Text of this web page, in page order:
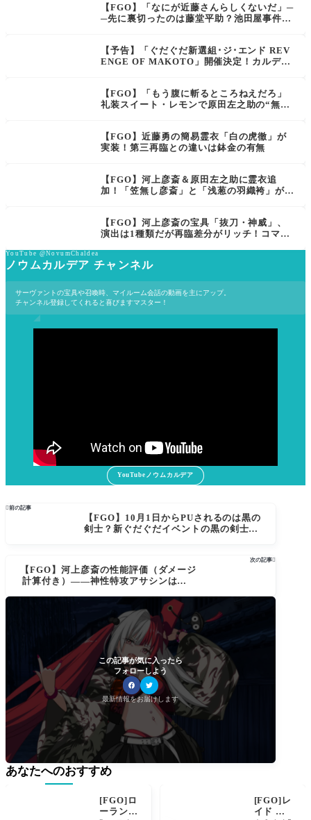
【FGO】「なにが近藤さんらしくないだ」─
─先に裏切ったのは藤堂平助？池田屋事件か
【予告】「ぐだぐだ新選組･ジ･エンド REV
ENGE OF MAKOTO」開催決定！カルデア
【FGO】「もう腹に斬るところねえだろ」
礼装スイート・レモンで原田左之助の“無限
【FGO】近藤勇の簡易霊衣「白の虎徹」が
実装！第三再臨との違いは鉢金の有無
【FGO】河上彦斎＆原田左之助に霊衣追
加！「笠無し彦斎」と「浅葱の羽織袴」が実
【FGO】河上彦斎の宝具「抜刀・神威」、
演出は1種類だが再臨差分がリッチ！コマン
YouTube @NovumChaldea
ノウムカルデア チャンネル
サーヴァントの宝具や召喚時、マイルーム会話の動画を主にアップ。
チャンネル登録してくれると喜びますマスター！
YouTubeノウムカルデア
前の記事
【FGO】10月1日からPUされるのは黒の
剣士？新ぐだぐだイベントの黒の剣士が
次の記事
【FGO】河上彦斎の性能評価（ダメージ
計算付き）――神性特攻アサシンは戴冠
この記事が気に入ったら
フォローしよう
最新情報をお届けします
あなたへのおすすめ
[FGO]ロ
ーランは
[FGO]レ
イド バ